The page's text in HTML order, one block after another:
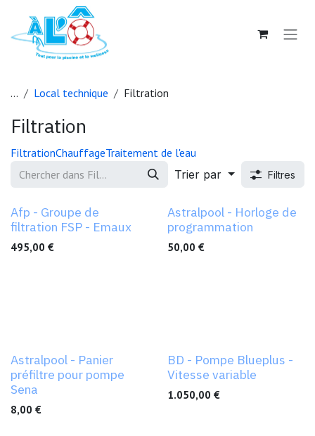
Se rendre au contenu
... Local technique Filtration
Filtration
FiltrationChauffageTraitement de l'eau
Trier par
Filtres
Afp - Groupe de
filtration FSP - Emaux
495,00 €
Astralpool - Horloge de
programmation
50,00 €
Astralpool - Panier
préfiltre pour pompe
Sena
8,00 €
BD - Pompe Blueplus -
Vitesse variable
1.050,00 €